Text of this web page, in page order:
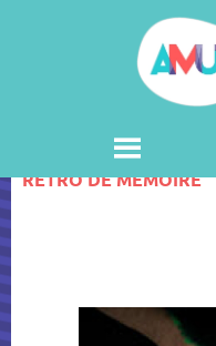
Inventory
RÉTRO DE MÉMOIRE